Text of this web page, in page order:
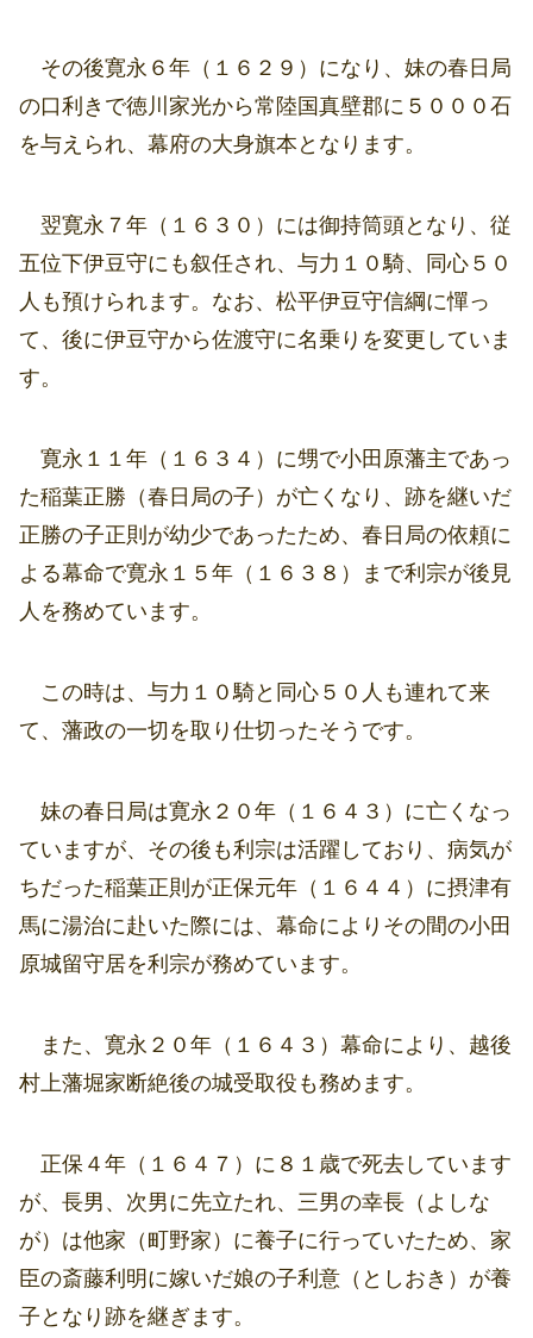
その後寛永６年（１６２９）になり、妹の春日局
の口利きで徳川家光から常陸国真壁郡に５０００石
を与えられ、幕府の大身旗本となります。
翌寛永７年（１６３０）には御持筒頭となり、従
五位下伊豆守にも叙任され、与力１０騎、同心５０
人も預けられます。なお、松平伊豆守信綱に憚っ
て、後に伊豆守から佐渡守に名乗りを変更していま
す。
寛永１１年（１６３４）に甥で小田原藩主であっ
た稲葉正勝（春日局の子）が亡くなり、跡を継いだ
正勝の子正則が幼少であったため、春日局の依頼に
よる幕命で寛永１５年（１６３８）まで利宗が後見
人を務めています。
この時は、与力１０騎と同心５０人も連れて来
て、藩政の一切を取り仕切ったそうです。
妹の春日局は寛永２０年（１６４３）に亡くなっ
ていますが、その後も利宗は活躍しており、病気が
ちだった稲葉正則が正保元年（１６４４）に摂津有
馬に湯治に赴いた際には、幕命によりその間の小田
原城留守居を利宗が務めています。
また、寛永２０年（１６４３）幕命により、越後
村上藩堀家断絶後の城受取役も務めます。
正保４年（１６４７）に８１歳で死去しています
が、長男、次男に先立たれ、三男の幸長（よしな
が）は他家（町野家）に養子に行っていたため、家
臣の斎藤利明に嫁いだ娘の子利意（としおき）が養
子となり跡を継ぎます。